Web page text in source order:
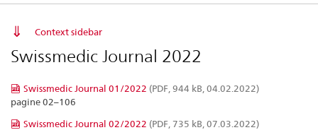
contatto
Context sidebar
Swissmedic Journal 2022
Swissmedic Journal 01/2022 (PDF, 944 kB, 04.02.2022)
pagine 02–106
Swissmedic Journal 02/2022 (PDF, 735 kB, 07.03.2022)